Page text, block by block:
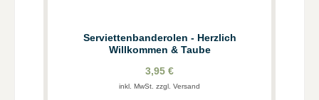
Serviettenbanderolen - Herzlich
Willkommen & Taube
3,95 €
inkl. MwSt. zzgl. Versand